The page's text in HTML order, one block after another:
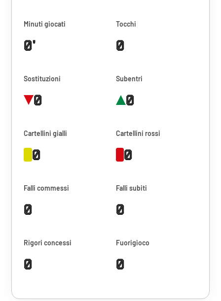
Minuti giocati
0'
Tocchi
0
Sostituzioni
0
Subentri
0
Cartellini gialli
0
Cartellini rossi
0
Falli commessi
0
Falli subiti
0
Rigori concessi
0
Fuorigioco
0